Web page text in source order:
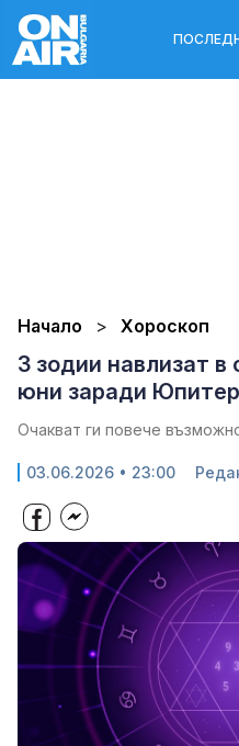
Начало Хороскоп
3 зодии навлизат в
юни заради
Очакват ги повече
03.06.2026 • 23:00